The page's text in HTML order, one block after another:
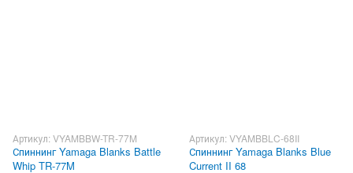
Артикул: VYAMBBW-TR-77M
Спиннинг Yamaga Blanks Battle
Whip TR-77M
Артикул: VYAMBBLC-68II
Спиннинг Yamaga Blanks Blue
Current II 68